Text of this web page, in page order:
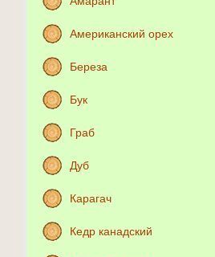
Американский орех
Береза
Бук
Граб
Дуб
Карагач
Кедр канадский